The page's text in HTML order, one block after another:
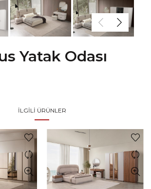
Yatak Odası
İLGILI ÜRÜNLER